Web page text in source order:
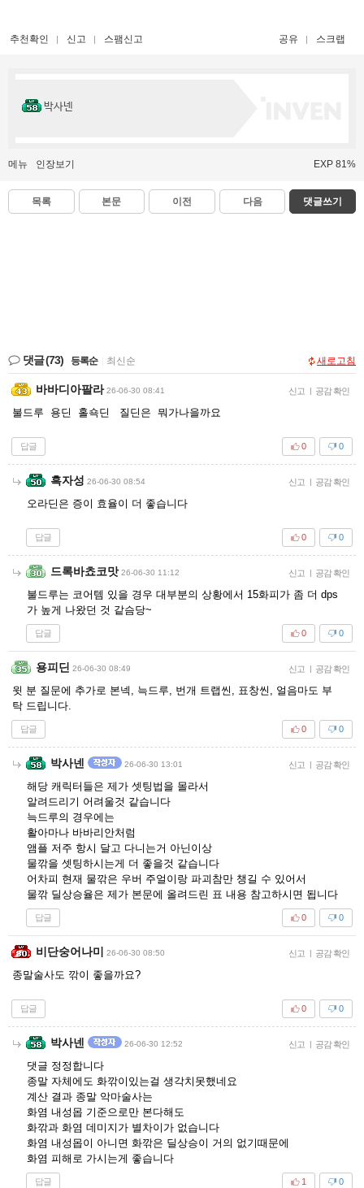
추천확인 신고 스팸신고 공유 스크랩
박사넨
메뉴 인장보기 EXP 81%
목록 본문 이전 다음 댓글쓰기
댓글(73) 등록순 최신순 새로고침
바바디아팔라 26-06-30 08:41 신고 | 공감 확인
불드루 용딘 홀쇽딘 질딘은 뭐가나을까요
답글 0
0
흑자성 26-06-30 08:54 신고 | 공감 확인
오라딘은 증이 효율이 더 좋습니다
답글 0
0
드록바쵸코맛 26-06-30 11:12 신고 | 공감 확인
불드루는 코어템 있을 경우 대부분의 상황에서 15화피가 좀 더 dps
가 높게 나왔던 것 같슴당~
답글 0
0
용피딘 26-06-30 08:49 신고 | 공감 확인
윗 분 질문에 추가로 본넥, 늑드루, 번개 트랩씬, 표창씬, 얼음마도 부
탁 드립니다.
답글 0
0
박사넨 26-06-30 13:01 신고 | 공감 확인
해당 캐릭터들은 제가 셋팅법을 몰라서
알려드리기 어려울것 같습니다
늑드루의 경우에는
활아마나 바바리안처럼
앰플 저주 항시 달고 다니는거 아닌이상
물깎을 셋팅하시는게 더 좋을것 같습니다
어차피 현재 물깎은 우버 주얼이랑 파괴참만 챙길 수 있어서
물깎 딜상승율은 제가 본문에 올려드린 표 내용 참고하시면 됩니다
답글 0
0
비단숭어나미 26-06-30 08:50 신고 | 공감 확인
종말술사도 깎이 좋을까요?
답글 0
0
박사넨 26-06-30 12:52 신고 | 공감 확인
댓글 정정합니다
종말 자체에도 화깎이있는걸 생각치못했네요
계산 결과 종말 악마술사는
화염 내성몹 기준으로만 본다해도
화깎과 화염 데미지가 별차이가 없습니다
화염 내성몹이 아니면 화깎은 딜상승이 거의 없기때문에
화염 피해로 가시는게 좋습니다
답글 0
1